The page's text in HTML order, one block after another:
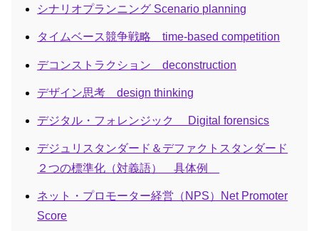
シナリオプランニング Scenario planning
タイムベース競争戦略 time-based competition
デコンストラクション deconstruction
デザイン思考 design thinking
デジタル・フォレンジック Digital forensics
デジュリスタンダード＆デファクトスタンダード
２つの標準化（対義語） 具体例
ネット・プロモーター経営（NPS）Net Promoter
Score